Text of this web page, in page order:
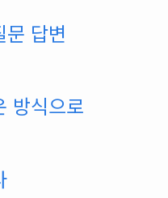
답변
방식으로